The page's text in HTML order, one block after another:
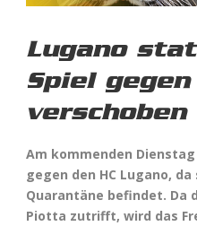
Lugano
Spiel
verschoben
Am kommenden
gegen den HC Lugano,
Quarantäne befindet. Da
Piotta zutrifft, wird das